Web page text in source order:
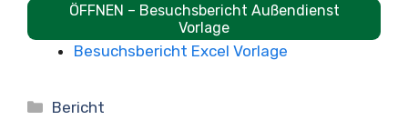
ÖFFNEN – Besuchsbericht Außendienst
Vorlage
Besuchsbericht Excel Vorlage
Kategorien
Bericht